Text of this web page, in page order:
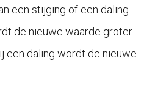
een stijging of een daling
de nieuwe waarde groter
een daling wordt de nieuwe